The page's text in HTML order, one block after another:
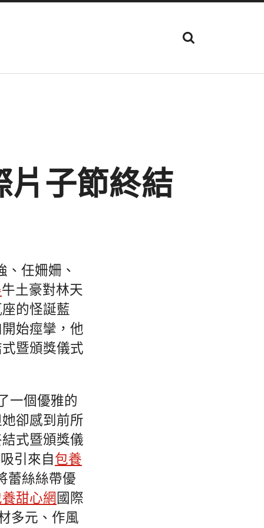
顯
示
位
片子節終結
、任姍姍、
牛土豪對林天
的怪誕藍
始痙攣，他
暨頒獎儀式
一個優雅的
卻感到前所
式暨頒獎儀
引來自包養
蕾絲絲帶優
甜心網 國際
多元、作風